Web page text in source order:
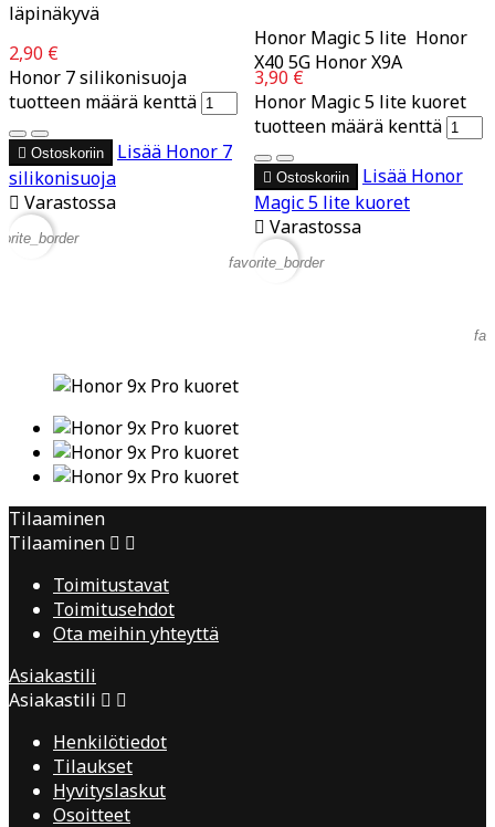
läpinäkyvä
2,90 €
Honor 7 silikonisuoja
tuotteen määrä kenttä
 Ostoskoriin Lisää Honor 7
silikonisuoja
 Varastossa
Honor Magic 5 lite Honor
X40 5G Honor X9A
3,90 €
Honor Magic 5 lite kuoret
tuotteen määrä kenttä
 Ostoskoriin Lisää Honor
Magic 5 lite kuoret
 Varastossa
favorite_border
Tilaaminen
Tilaaminen  
Toimitustavat
Toimitusehdot
Ota meihin yhteyttä
Asiakastili
Asiakastili  
Henkilötiedot
Tilaukset
Hyvityslaskut
Osoitteet